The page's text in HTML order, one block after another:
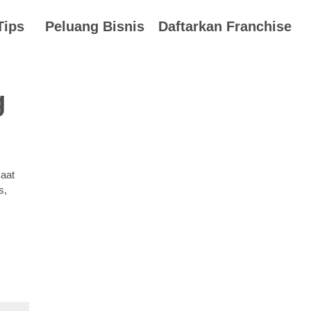
Peluang Bisnis Daftarkan Franchise